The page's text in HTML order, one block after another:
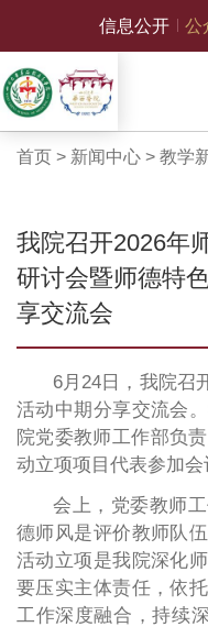
信息公开 公
首页 > 新闻中心> 教学
我院召开2026年
研讨会暨师德特
享交流会
6月24日，我院召
活动中期分享交流会
院党委教师工作部负
动立项项目代表参加会
会上，党委教师
德师风是评价教师队
活动立项是我院深化
要压实主体责任，依
工作深度融合，持续